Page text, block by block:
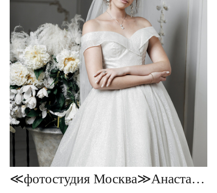
≪фотостудия Москва≫Анастасия